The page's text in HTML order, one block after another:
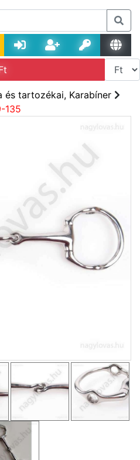
és tartozékai, Karabíner
135